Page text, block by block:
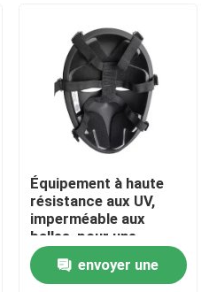
tactique militaire
balles
Équipement à haute
résistance aux UV,
imperméable aux
balles, pour une
protection inégalée
envoyer une